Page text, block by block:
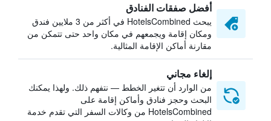
أفضل صفقات الفنادق
يبحث HotelsCombined في أكثر من 3 ملايين فندق
ومكان إقامة ويجمعهم في مكان واحد حتى تتمكن من
مقارنة أماكن الإقامة المثالية.
إلغاء مجاني
من الوارد أن تتغير الخطط — نتفهم ذلك. ولهذا يمكنك
البحث وحجز فنادق وأماكن إقامة على
HotelsCombined من وكالات السفر التي تقدم خدمة